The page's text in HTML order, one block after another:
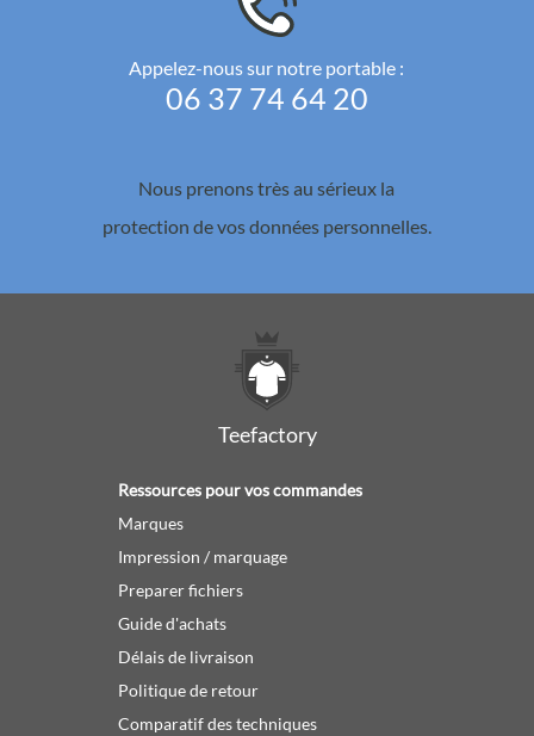
Appelez-nous sur notre portable :
06 37 74 64 20
Nous prenons très au sérieux la
protection de vos données personnelles.
Teefactory
Ressources pour vos commandes
Marques
Impression / marquage
Preparer fichiers
Guide d'achats
Délais de livraison
Politique de retour
Comparatif des techniques